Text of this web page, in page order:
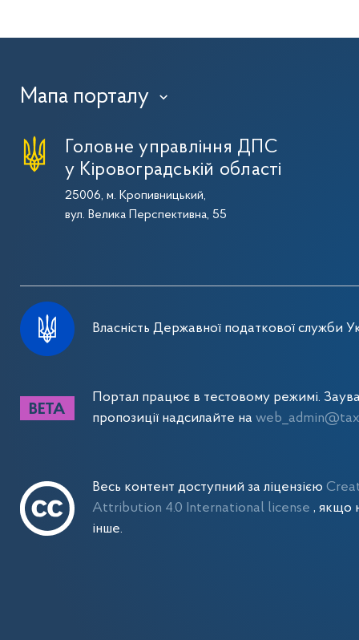
Мапа порталу ›
Головне управління ДПС
у Кіровоградській області
25006, м. Кропивницький,
вул. Велика Перспективна, 55
Власність Державної податкової служби
Портал працює в тестовому режимі.
пропозиції надсилайте на
Весь контент доступний за ліцензією
Attribution 4.0 International license , якщо
інше.